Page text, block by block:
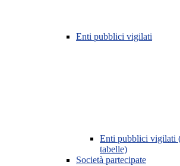
Enti pubblici vigilati
Enti pubblici vigilati
tabelle)
Società partecipate